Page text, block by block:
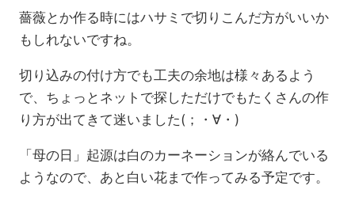
薔薇とか作る時にはハサミで切りこんだ方がいいか
もしれないですね。
切り込みの付け方でも工夫の余地は様々あるよう
で、ちょっとネットで探しただけでもたくさんの作
り方が出てきて迷いました(；・∀・)
「母の日」起源は白のカーネーションが絡んでいる
ようなので、あと白い花まで作ってみる予定です。